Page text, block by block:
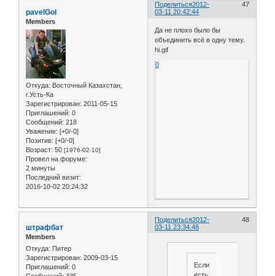
Поделиться 47
2012-
03-11 20:42:44
pavelGol
Members
Откуда: Восточный Казахстан,
г.Усть-Ка
Зарегистрирован: 2011-05-15
Приглашений: 0
Сообщений: 218
Уважение: [+0/-0]
Позитив: [+0/-0]
Возраст: 50 [1976-02-10]
Провел на форуме:
2 минуты
Последний визит:
2016-10-02 20:24:32
Да не плохо было бы
объединить всё в одну тему.
hi.gif
0
Поделиться 48
2012-
03-11 23:34:48
штрафбат
Members
Откуда: Питер
Зарегистрирован: 2009-03-15
Приглашений: 0
Если